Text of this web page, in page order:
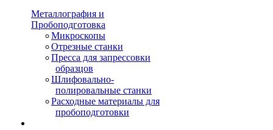
Металлография и
Пробоподготовка
Микроскопы
Отрезные станки
Пресса для запрессовки
образцов
Шлифовально-
полировальные станки
Расходные материалы для
пробоподготовки